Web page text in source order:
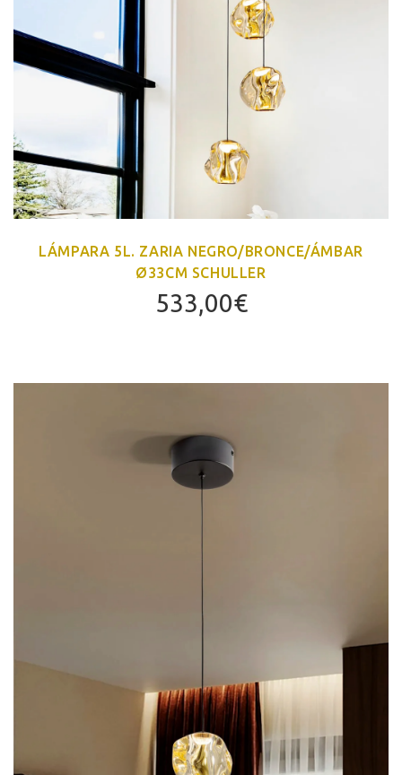
LÁMPARA 5L. ZARIA NEGRO/BRONCE/ÁMBAR
Ø33CM SCHULLER
533,00€